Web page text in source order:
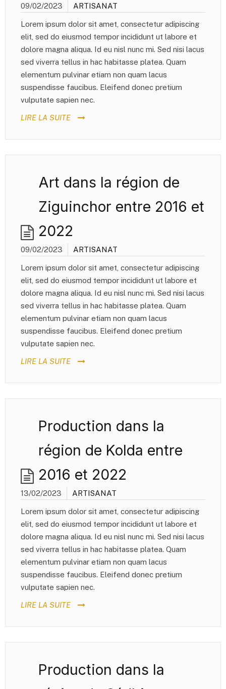
09/02/2023 ARTISANAT
Lorem ipsum dolor sit amet, consectetur adipiscing
elit, sed do eiusmod tempor incididunt ut labore et
dolore magna aliqua. Id eu nisl nunc mi. Sed nisi lacus
sed viverra tellus in hac habitasse platea. Quam
elementum pulvinar etiam non quam lacus
suspendisse faucibus. Eleifend donec pretium
vulputate sapien nec.
LIRE LA SUITE
Art dans la région de
Ziguinchor entre 2016 et
2022
09/02/2023 ARTISANAT
Lorem ipsum dolor sit amet, consectetur adipiscing
elit, sed do eiusmod tempor incididunt ut labore et
dolore magna aliqua. Id eu nisl nunc mi. Sed nisi lacus
sed viverra tellus in hac habitasse platea. Quam
elementum pulvinar etiam non quam lacus
suspendisse faucibus. Eleifend donec pretium
vulputate sapien nec.
LIRE LA SUITE
Production dans la
région de Kolda entre
2016 et 2022
13/02/2023 ARTISANAT
Lorem ipsum dolor sit amet, consectetur adipiscing
elit, sed do eiusmod tempor incididunt ut labore et
dolore magna aliqua. Id eu nisl nunc mi. Sed nisi lacus
sed viverra tellus in hac habitasse platea. Quam
elementum pulvinar etiam non quam lacus
suspendisse faucibus. Eleifend donec pretium
vulputate sapien nec.
LIRE LA SUITE
Production dans la